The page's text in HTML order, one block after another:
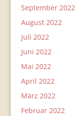
September 2022
August 2022
Juli 2022
Juni 2022
Mai 2022
April 2022
März 2022
Februar 2022